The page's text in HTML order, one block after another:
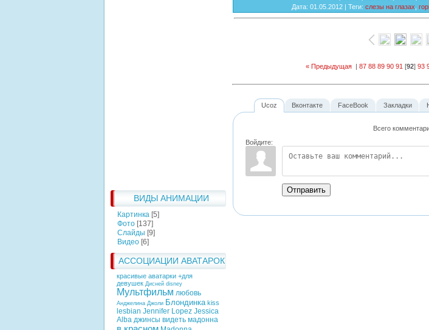
ВИДЫ АНИМАЦИИ
Картинка [5]
Фото [137]
Слайды [9]
Видео [6]
АССОЦИАЦИИ АВАТАРОК
красивые аватарки +для
девушек Дисней disney
Мультфильм любовь
Анджелина Джоли Блондинка kiss
lesbian Jennifer Lopez Jessica
Alba джинсы видеть мадонна
Дата: 01.05.2012 | Теги: слезы на глазах
« Предыдущая | 87 88 89 90 91 [92] 93
Ucoz
Всего
Войдите:
Отправить
Вконтакте FaceBook Закладки